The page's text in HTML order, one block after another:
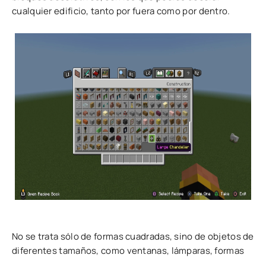
cualquier edificio, tanto por fuera como por dentro.
No se trata sólo de formas cuadradas, sino de objetos de
diferentes tamaños, como ventanas, lámparas, formas